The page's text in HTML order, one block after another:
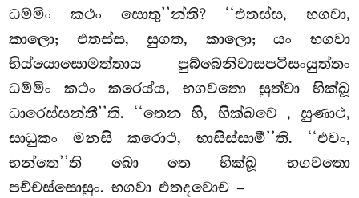
ධම්මිං කථං සොතු’’න්ති? ‘‘එතස්ස, භගවා,
කාලො; එතස්ස, සුගත, කාලො; යං භගවා
භිය්යොසොමත්තාය පුබ්බෙනිවාසපටිසංයුත්තං
ධම්මිං කථං කරෙය්ය, භගවතො සුත්වා භික්ඛූ
ධාරෙස්සන්තී’’ති. ‘‘තෙන හි, භික්ඛවෙ , සුණාථ,
සාධුකං මනසි කරොථ, භාසිස්සාමී’’ති. ‘‘එවං,
භන්තෙ’’ති ඛො තෙ භික්ඛූ භගවතො
පච්චස්සොසුං. භගවා එතදවොච –